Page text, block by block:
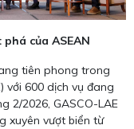
của ASEAN
tiên phong trong
với 600 dịch vụ đang
2/2026, GASCO-LAE
xuyên vượt biển từ